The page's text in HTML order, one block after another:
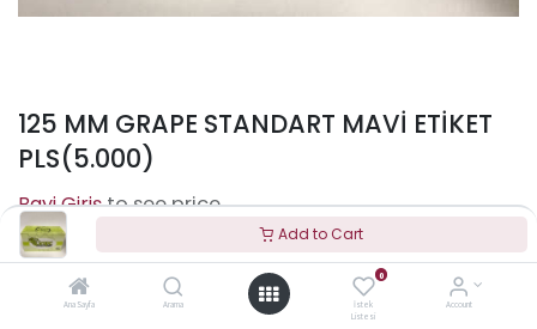
Add to Cart
Ana Sayfa Arama
0
İstek
Listesi
Account
125 MM GRAPE STANDART MAVİ ETİKET
PLS(5.000)
to see price
Terms and Conditions